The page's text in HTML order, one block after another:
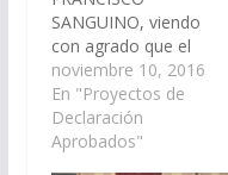
SANGUINO, viendo
con agrado que el
Poder Ejecutivo de la
Provincia, declare de
Interés Cultural del
Departamento de La
noviembre 10, 2016
En "Proyectos de
Declaración
Aprobados"